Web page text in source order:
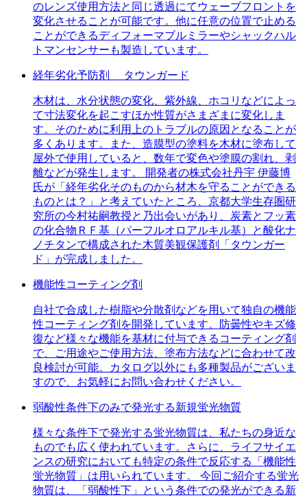
のレンズ使用方法と同じ透過にてウェーブフロントを
変化させることが可能です。他に任意の位置で止める
ことができるディフォーマブルミラーやシャックハル
トマンセンサーも製造しています。
経年劣化予防剤 タウンガード
木材は、水分状態の変化、紫外線、ホコリなどによっ
て寸法変化を起こすほか性質がさまざまに変化しま
す。そのために利用上のトラブルの原因となることが
多くあります。また、造膜型の塗料を木材に塗布して
屋外で使用していると、数年で変色や塗膜の割れ、剥
離などが発生します。 開発者の株式会社丹宇 伊藤博
氏が「経年劣化そのものから材木を守ることができる
ものとは？」と考えていたところ、京都大学生存圏研
究所の今村祐嗣教授と乃出会いがあり、炭素とフッ素
の化合物ＲＦ基（パーフルオロアルキル基）と酸化ナ
ノチタンで構成された木質美観保護剤「タウンガー
ド」が完成しました。
機能性コーティング剤
自社で合成した樹脂や分散剤などを用いて独自の機能
性コーティング剤を開発しています。防曇性やキズ修
復など様々な機能を基材に付与できるコーティング剤
で、ご用途やご使用方法、塗布方法などに合わせて改
良検討が可能。カタログ以外にも多種製品がございま
すので、お気軽にお問い合わせください。
弱酸性条件下のみで発光する新規蛍光物質
様々な条件下で発光する蛍光物質は、私たちの身近な
ものでも広く使われています。さらに、ライフサイエ
ンスの研究においても特定の条件で反応する「機能性
蛍光物質」は用いられています。 今回ご紹介する蛍光
物質は、「弱酸性下」という条件での発光ができる新